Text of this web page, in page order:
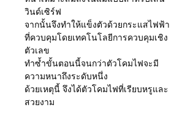
วินด์เซิร์ฟ
จากนั้นจึงทำให้แข็งตัวด้วยกระแสไฟฟ้า
ที่ควบคุมโดยเทคโนโลยีการควบคุมเชิง
ตัวเลข
ทำซ้ำขั้นตอนนี้จนกว่าตัวโคมไฟจะมี
ความหนาถึงระดับหนึ่ง
ด้วยเหตุนี้ จึงได้ตัวโคมไฟที่เรียบหรูและ
สวยงาม